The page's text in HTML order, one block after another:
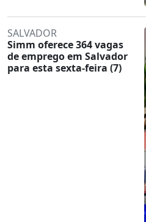
SALVADOR
Simm oferece 364 vagas
de emprego em Salvador
para esta sexta-feira (7)